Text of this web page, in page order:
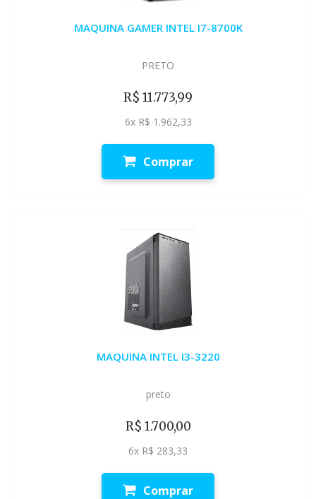
MAQUINA GAMER INTEL I7-8700K
PRETO
R$ 11.773,99
6x R$ 1.962,33
Comprar
MAQUINA INTEL I3-3220
preto
R$ 1.700,00
6x R$ 283,33
Comprar